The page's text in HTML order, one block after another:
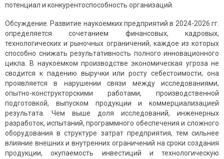
потенциал и конкурентоспособность организаций.
Обсуждение. Развитие наукоемких предприятий в 2024-2026 гг.
определяется сочетанием финансовых, кадровых,
технологических и рыночных ограничений, каждое из которых
способно снижать результативность полного инновационного
цикла. В наукоемком производстве экономическая угроза не
сводится к падению выручки или росту себестоимости; она
проявляется в нарушении связи между исследованиями,
опытно-конструкторскими работами, производственной
подготовкой, выпуском продукции и коммерциализацией
результата. Чем выше доля исследований, инженерных
разработок, испытаний, программного обеспечения и сложного
оборудования в структуре затрат предприятия, тем сильнее
влияние внешних и внутренних ограничений на сроки создания
продукции, окупаемость инвестиций и технологическую